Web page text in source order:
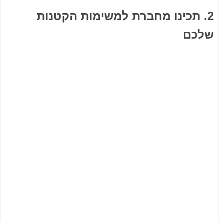
2. תכינו מחברת למשימות הקטנות
שלכם